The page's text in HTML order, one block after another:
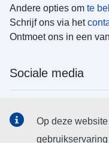
Andere opties om te
Schrijf ons via het
Ontmoet ons in een van
Sociale media
Op deze